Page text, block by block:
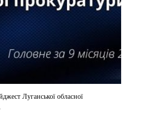
Луганської обласної